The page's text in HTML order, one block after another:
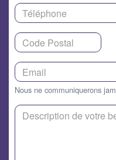
Nous ne communiquerons